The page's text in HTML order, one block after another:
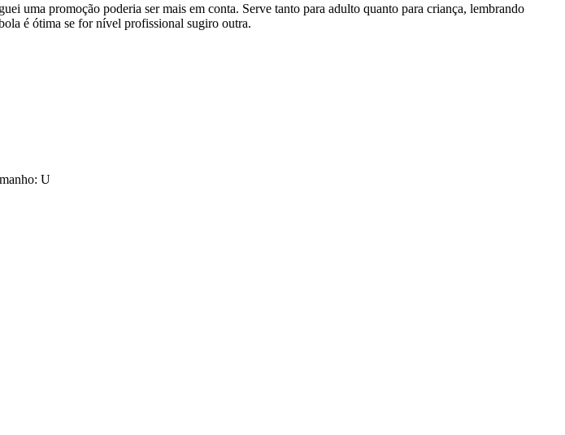
uma promoção poderia ser mais em conta. Serve tanto para adulto quanto para criança, lembrando
é ótima se for nível profissional sugiro outra.
U